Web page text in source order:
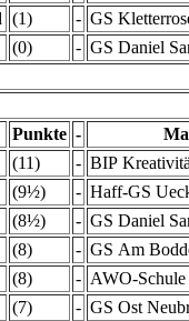
(1) - GS
(0) - GS Daniel
Punkte -
(11) - BIP
(9½) - Haff-GS
(8½) - GS Daniel
(8) - GS Am
(8) - AWO-Schule
(7) - GS Ost